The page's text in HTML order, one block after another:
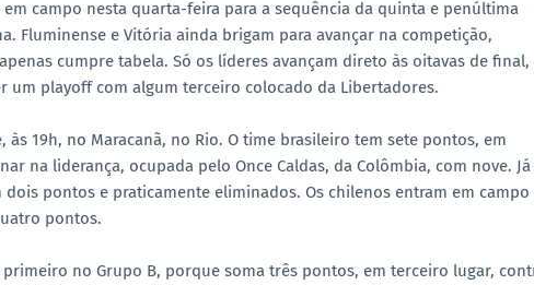
campo nesta quarta-feira para a sequência da quinta e penúltima
Fluminense e Vitória ainda brigam para avançar na competição,
cumpre tabela. Só os líderes avançam direto às oitavas de final,
um playoff com algum terceiro colocado da Libertadores.
às 19h, no Maracanã, no Rio. O time brasileiro tem sete pontos, em
na liderança, ocupada pelo Once Caldas, da Colômbia, com nove. Já
pontos e praticamente eliminados. Os chilenos entram em campo
pontos.
no Grupo B, porque soma três pontos, em terceiro lugar,